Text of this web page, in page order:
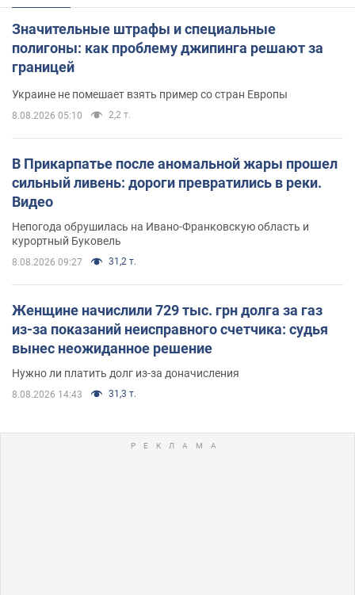
Значительные штрафы и специальные
полигоны: как проблему джипинга решают за
границей
Украине не помешает взять пример со стран Европы
8.08.2026 05:10 2,2 т.
В Прикарпатье после аномальной жары прошел
сильный ливень: дороги превратились в реки.
Видео
Непогода обрушилась на Ивано-Франковскую область и
курортный Буковель
8.08.2026 09:27 31,2 т.
Женщине начислили 729 тыс. грн долга за газ
из-за показаний неисправного счетчика: судья
вынес неожиданное решение
Нужно ли платить долг из-за доначисления
8.08.2026 14:43 31,3 т.